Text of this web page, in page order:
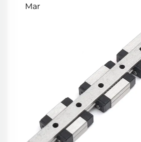
Mar